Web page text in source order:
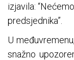
izjavila:
predsjednika”.
U
snažno